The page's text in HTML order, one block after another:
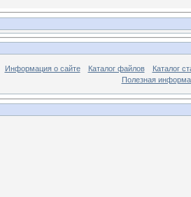
Информация о сайте Каталог файлов
Каталог
Полезная